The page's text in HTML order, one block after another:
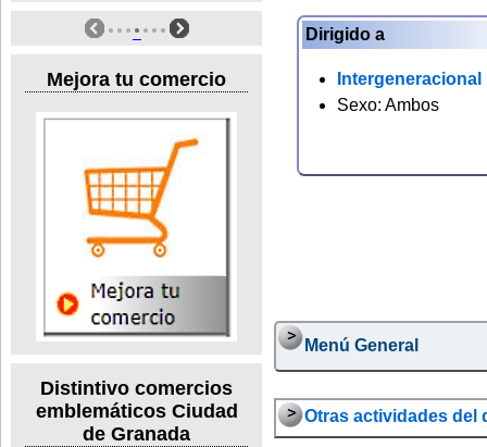
Mejora tu comercio
Distintivo comercios
emblemáticos Ciudad
de Granada
Dirigido a
Intergeneracional
Sexo: Ambos
Menú General
Otras actividades del